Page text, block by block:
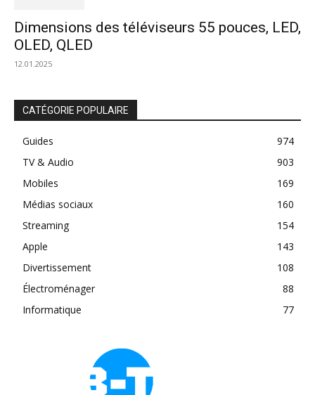
Dimensions des téléviseurs 55 pouces, LED,
OLED, QLED
12.01.2025
CATÉGORIE POPULAIRE
Guides
974
TV & Audio
903
Mobiles
169
Médias sociaux
160
Streaming
154
Apple
143
Divertissement
108
Électroménager
88
Informatique
77